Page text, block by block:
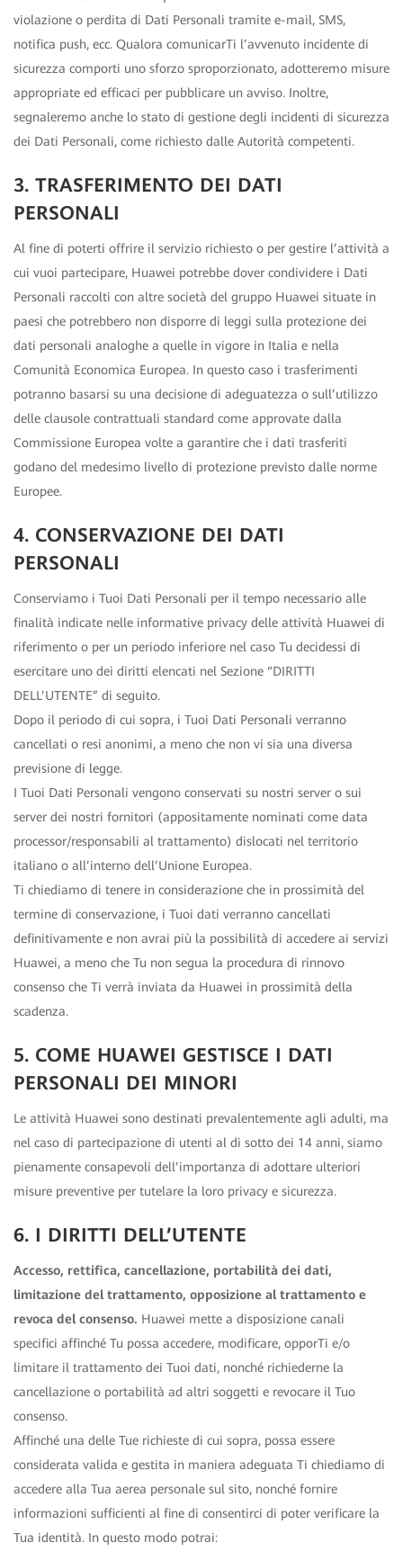
violazione o perdita di Dati Personali tramite e-mail, SMS,
notifica push, ecc. Qualora comunicarTi l’avvenuto incidente di
sicurezza comporti uno sforzo sproporzionato, adotteremo misure
appropriate ed efficaci per pubblicare un avviso. Inoltre,
segnaleremo anche lo stato di gestione degli incidenti di sicurezza
dei Dati Personali, come richiesto dalle Autorità competenti.
3. TRASFERIMENTO DEI DATI
PERSONALI
Al fine di poterti offrire il servizio richiesto o per gestire l’attività a
cui vuoi partecipare, Huawei potrebbe dover condividere i Dati
Personali raccolti con altre società del gruppo Huawei situate in
paesi che potrebbero non disporre di leggi sulla protezione dei
dati personali analoghe a quelle in vigore in Italia e nella
Comunità Economica Europea. In questo caso i trasferimenti
potranno basarsi su una decisione di adeguatezza o sull’utilizzo
delle clausole contrattuali standard come approvate dalla
Commissione Europea volte a garantire che i dati trasferiti
godano del medesimo livello di protezione previsto dalle norme
Europee.
4. CONSERVAZIONE DEI DATI
PERSONALI
Conserviamo i Tuoi Dati Personali per il tempo necessario alle
finalità indicate nelle informative privacy delle attività Huawei di
riferimento o per un periodo inferiore nel caso Tu decidessi di
esercitare uno dei diritti elencati nel Sezione “DIRITTI
DELL’UTENTE” di seguito.
Dopo il periodo di cui sopra, i Tuoi Dati Personali verranno
cancellati o resi anonimi, a meno che non vi sia una diversa
previsione di legge.
I Tuoi Dati Personali vengono conservati su nostri server o sui
server dei nostri fornitori (appositamente nominati come data
processor/responsabili al trattamento) dislocati nel territorio
italiano o all’interno dell’Unione Europea.
Ti chiediamo di tenere in considerazione che in prossimità del
termine di conservazione, i Tuoi dati verranno cancellati
definitivamente e non avrai più la possibilità di accedere ai servizi
Huawei, a meno che Tu non segua la procedura di rinnovo
consenso che Ti verrà inviata da Huawei in prossimità della
scadenza.
5. COME HUAWEI GESTISCE I DATI
PERSONALI DEI MINORI
Le attività Huawei sono destinati prevalentemente agli adulti, ma
nel caso di partecipazione di utenti al di sotto dei 14 anni, siamo
pienamente consapevoli dell’importanza di adottare ulteriori
misure preventive per tutelare la loro privacy e sicurezza.
6. I DIRITTI DELL’UTENTE
Accesso, rettifica, cancellazione, portabilità dei dati,
limitazione del trattamento, opposizione al trattamento e
revoca del consenso. Huawei mette a disposizione canali
specifici affinché Tu possa accedere, modificare, opporTi e/o
limitare il trattamento dei Tuoi dati, nonché richiederne la
cancellazione o portabilità ad altri soggetti e revocare il Tuo
consenso.
Affinché una delle Tue richieste di cui sopra, possa essere
considerata valida e gestita in maniera adeguata Ti chiediamo di
accedere alla Tua aerea personale sul sito, nonché fornire
informazioni sufficienti al fine di consentirci di poter verificare la
Tua identità. In questo modo potrai: